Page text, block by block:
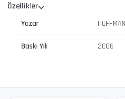
Özellikler
Yazar
Baskı Yılı 2006